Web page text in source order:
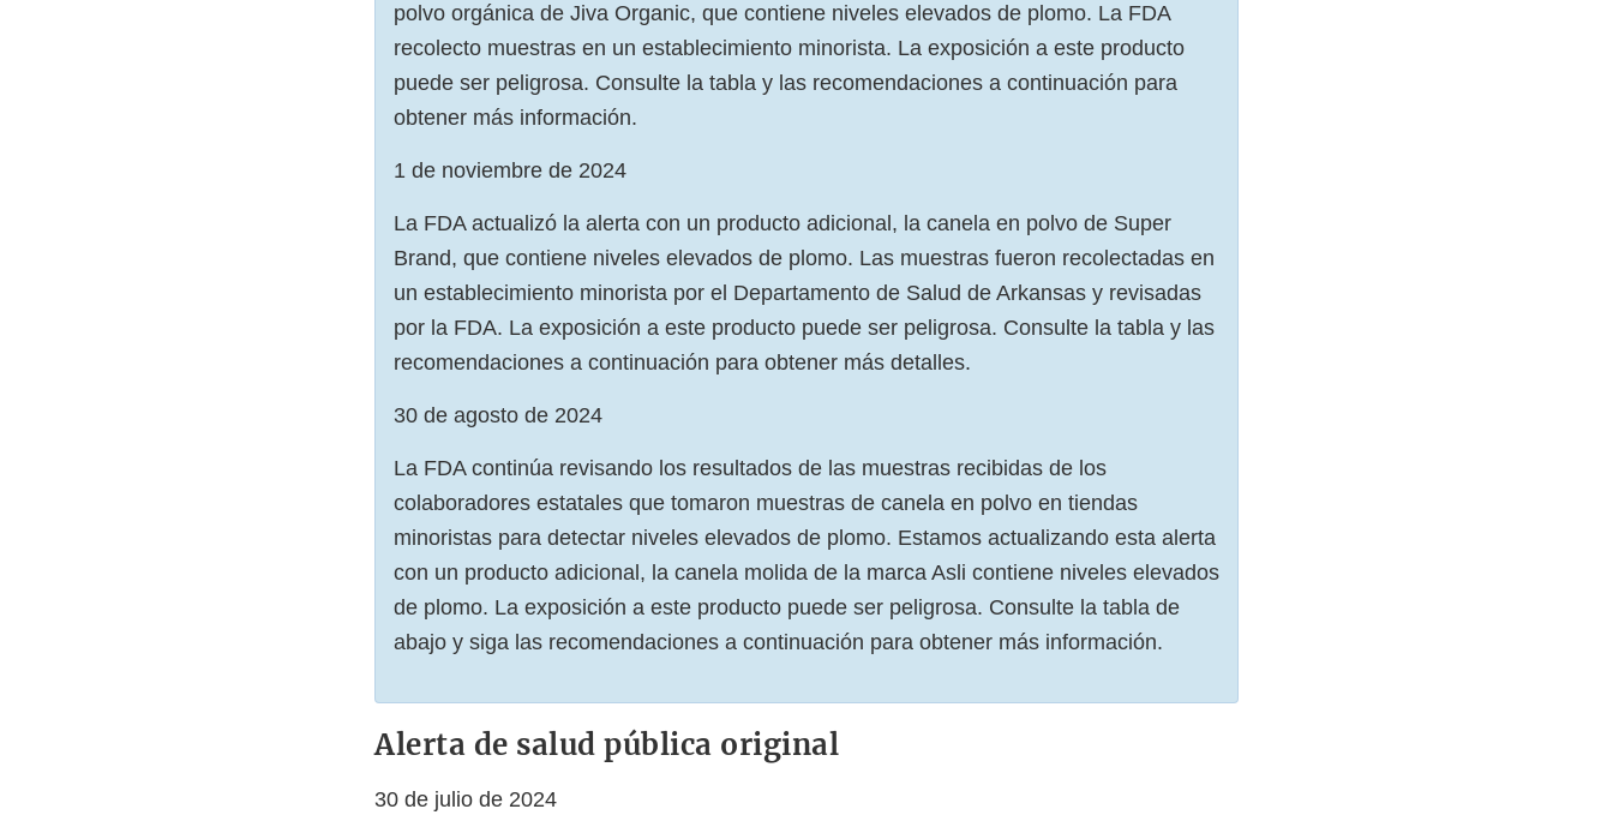
polvo orgánica de Jiva Organic, que contiene niveles elevados de plomo. La FDA
recolecto muestras en un establecimiento minorista. La exposición a este producto
puede ser peligrosa. Consulte la tabla y las recomendaciones a continuación para
obtener más información.
1 de noviembre de 2024
La FDA actualizó la alerta con un producto adicional, la canela en polvo de Super
Brand, que contiene niveles elevados de plomo. Las muestras fueron recolectadas en
un establecimiento minorista por el Departamento de Salud de Arkansas y revisadas
por la FDA. La exposición a este producto puede ser peligrosa. Consulte la tabla y las
recomendaciones a continuación para obtener más detalles.
30 de agosto de 2024
La FDA continúa revisando los resultados de las muestras recibidas de los
colaboradores estatales que tomaron muestras de canela en polvo en tiendas
minoristas para detectar niveles elevados de plomo. Estamos actualizando esta alerta
con un producto adicional, la canela molida de la marca Asli contiene niveles elevados
de plomo. La exposición a este producto puede ser peligrosa. Consulte la tabla de
abajo y siga las recomendaciones a continuación para obtener más información.
Alerta de salud pública original
30 de julio de 2024